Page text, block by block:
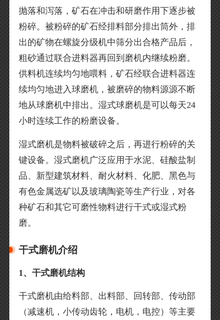
抛落和泻落，矿石在冲击和研磨作用下逐步被
粉碎。被粉碎的矿石经排料部分排出筒外，排
出的矿物在螺旋分级机中筛分出合格产品后，
粗砂通过联合进料器再回到磨机内继续粉磨。
供料机连续均匀地喂料，矿石经联合进料器连
续均匀地进入球磨机，被磨碎的物料源源不断
地从球磨机中排出。湿式球磨机是可以每天24
小时连续工作的粉磨设备。
湿式磨机是物料被破碎之后，再进行粉碎的关
键设备。湿式磨机广泛应用于水泥、硅酸盐制
品、新型建筑材料、耐火材料、化肥、黑色与
有色金属选矿以及玻璃陶瓷等生产行业，对各
种矿石和其它可磨性物料进行干式或湿式粉
磨。
干式磨机介绍
1、干式磨机结构
干式磨机由给料部、出料部、回转部、传动部
（减速机，小传动齿轮，电机，电控）等主要